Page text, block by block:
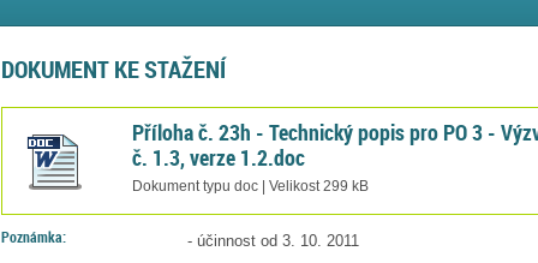
DOKUMENT KE STAŽENÍ
Příloha č. 23h - Technický popis pro PO 3 -
č. 1.3, verze 1.2.doc
Dokument typu doc | Velikost 299 kB
Poznámka: - účinnost od 3. 10. 2011